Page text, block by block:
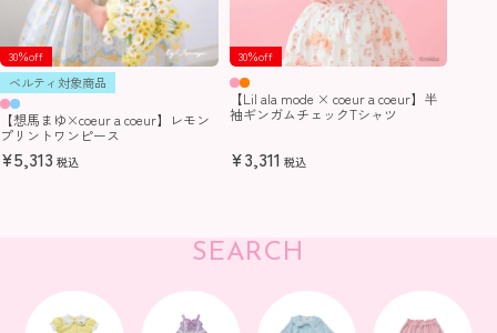
30％off
【想馬まゆ×coeur a coeur】レモン
プリントワンピース
ベルティ対象商品
¥5,313 税込
30％off
【Lil ala mode × coeur a coeur】半
袖ギンガムチェックTシャツ
¥3,311 税込
SEARCH